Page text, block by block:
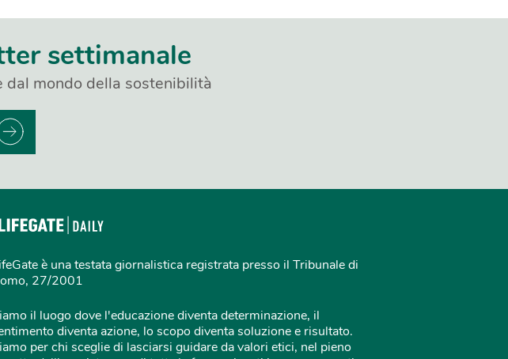
settimanale
mondo della sostenibilità
è una testata giornalistica registrata presso il Tribunale di
27/2001
il luogo dove l'educazione diventa determinazione, il
diventa azione, lo scopo diventa soluzione e risultato.
per chi sceglie di lasciarsi guidare da valori etici, nel pieno